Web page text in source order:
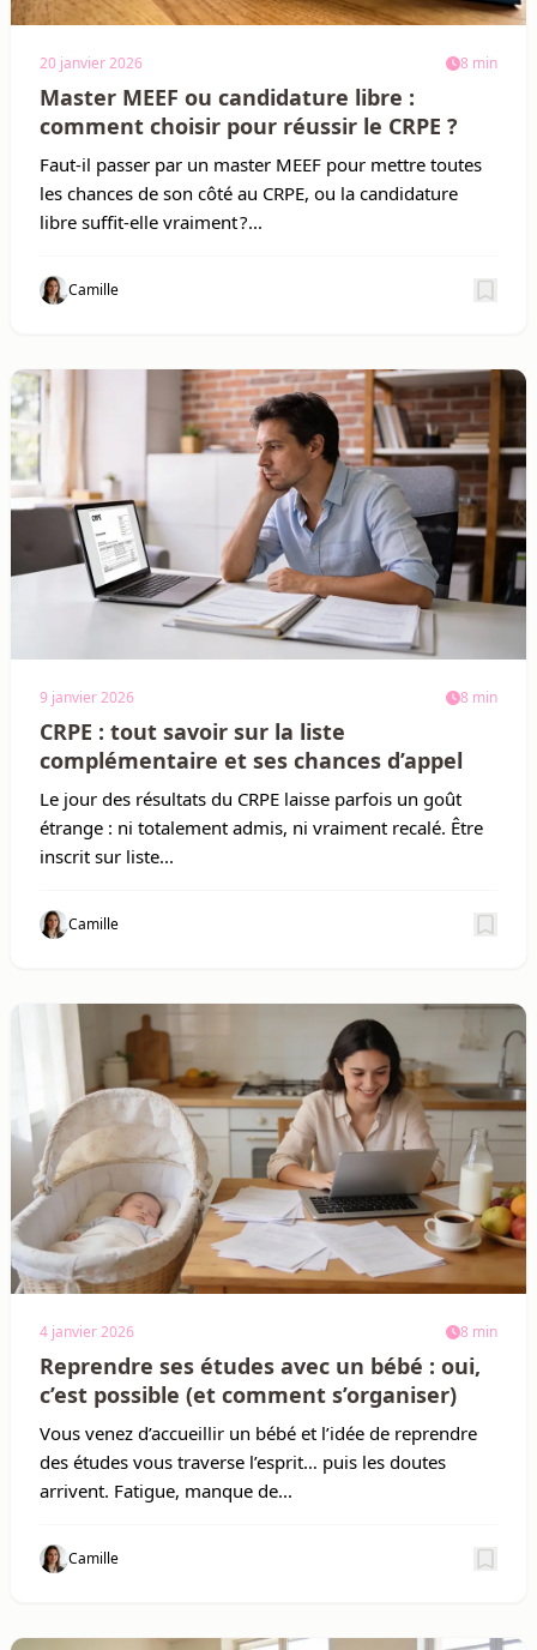
20 janvier 2026 8 min
Master MEEF ou candidature libre :
comment choisir pour réussir le CRPE ?
Faut-il passer par un master MEEF pour mettre toutes
les chances de son côté au CRPE, ou la candidature
libre suffit-elle vraiment ?...
Camille
9 janvier 2026 8 min
CRPE : tout savoir sur la liste
complémentaire et ses chances d’appel
Le jour des résultats du CRPE laisse parfois un goût
étrange : ni totalement admis, ni vraiment recalé. Être
inscrit sur liste...
Camille
4 janvier 2026 8 min
Reprendre ses études avec un bébé : oui,
c’est possible (et comment s’organiser)
Vous venez d’accueillir un bébé et l’idée de reprendre
des études vous traverse l’esprit… puis les doutes
arrivent. Fatigue, manque de...
Camille